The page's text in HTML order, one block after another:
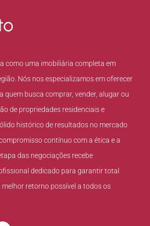
como uma imobiliária completa em
Nós nos especializamos em oferecer
quem busca comprar, vender, alugar ou
de propriedades residenciais e
histórico de resultados no mercado
contínuo com a ética e a
das negociações recebe
dedicado para garantir total
retorno possível a todos os